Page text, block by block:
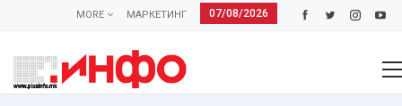
07/08/2026
МАРКЕТИНГ
MORE